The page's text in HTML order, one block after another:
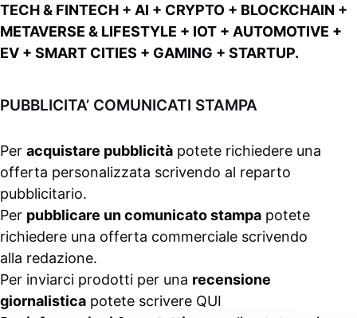
TECH & FINTECH + AI + CRYPTO + BLOCKCHAIN +
METAVERSE & LIFESTYLE + IOT + AUTOMOTIVE +
EV + SMART CITIES + GAMING + STARTUP.
PUBBLICITA’ COMUNICATI STAMPA
Per acquistare pubblicità potete richiedere una
offerta personalizzata scrivendo al reparto
pubblicitario.
Per pubblicare un comunicato stampa potete
richiedere una offerta commerciale scrivendo
alla redazione.
Per inviarci prodotti per una recensione
giornalistica potete scrivere QUI